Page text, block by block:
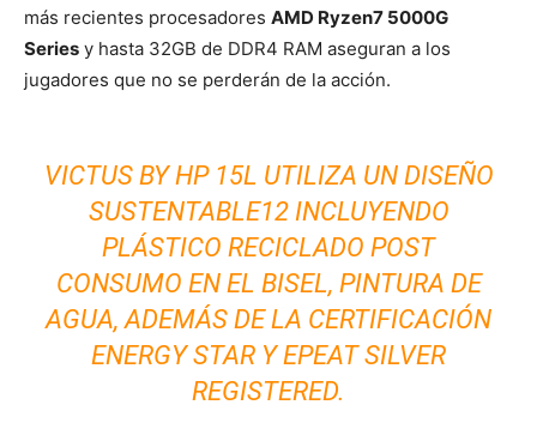
más recientes procesadores AMD Ryzen7 5000G
Series y hasta 32GB de DDR4 RAM aseguran a los
jugadores que no se perderán de la acción.
VICTUS BY HP 15L UTILIZA UN DISEÑO
SUSTENTABLE12 INCLUYENDO
PLÁSTICO RECICLADO POST
CONSUMO EN EL BISEL, PINTURA DE
AGUA, ADEMÁS DE LA CERTIFICACIÓN
ENERGY STAR Y EPEAT SILVER
REGISTERED.